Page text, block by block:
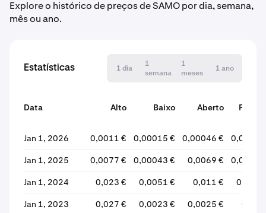
Explore o histórico de preços de SAMO por dia, semana,
mês ou ano.
Estatísticas 1 dia
1
semana
1
meses
1 ano
Data Alto Baixo Aberto
Jan 1, 2026 0,0011 € 0,00015 € 0,00046 €
Jan 1, 2025 0,0077 € 0,00043 € 0,0069 €
Jan 1, 2024 0,023 € 0,0051 € 0,011 €
Jan 1, 2023 0,027 € 0,0023 € 0,0025 €